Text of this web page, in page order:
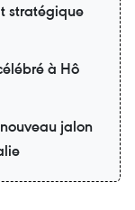
stratégique
à Hô
jalon